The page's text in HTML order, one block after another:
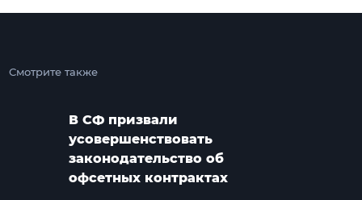
Смотрите также
В СФ призвали
усовершенствовать
законодательство об
офсетных контрактах